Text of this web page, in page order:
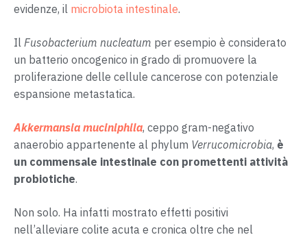
evidenze, il microbiota intestinale.
Il Fusobacterium nucleatum per esempio è considerato
un batterio oncogenico in grado di promuovere la
proliferazione delle cellule cancerose con potenziale
espansione metastatica.
Akkermansia muciniphila, ceppo gram-negativo
anaerobio appartenente al phylum Verrucomicrobia, è
un commensale intestinale con promettenti attività
probiotiche.
Non solo. Ha infatti mostrato effetti positivi
nell’alleviare colite acuta e cronica oltre che nel